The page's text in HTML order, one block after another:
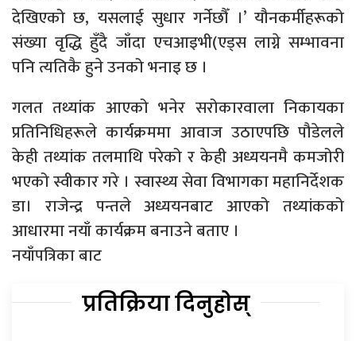
देखिएको छ, यसलाई सुधार गर्नेछौँ ।’ यौनकर्मीहरूको
संख्या वृद्धि हुँदै जाँदा एचआइभी(एड्स लाग्ने सम्भावना
पनि त्यतिकै हुने उनको भनाइ छ ।
गलत तथ्यांक आएको भनेर सरोकारवाला निकायका
प्रतिनिधिहरूले कार्यक्रममा आवाज उठाएपछि पौडेलले
केही तथ्यांक तलमाथि परेको र केही अध्ययनमै कमजोरी
भएको स्वीकार गरे । स्वास्थ्य सेवा विभागका महानिर्देशक
डा। राजेन्द्र पन्तले अध्ययनबाट आएको तथ्यांकको
आधारमा नयाँ कार्यक्रम बनाउने बताए ।
नयाँपत्रिका बाट
प्रतिक्रिया दिनुहोस्